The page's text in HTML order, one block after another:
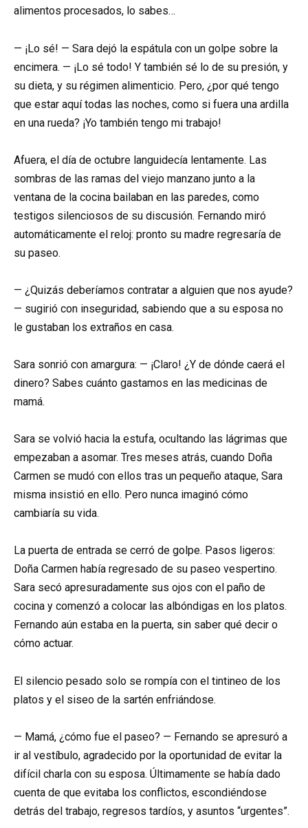
alimentos procesados, lo sabes…
— ¡Lo sé! — Sara dejó la espátula con un golpe sobre la
encimera. — ¡Lo sé todo! Y también sé lo de su presión, y
su dieta, y su régimen alimenticio. Pero, ¿por qué tengo
que estar aquí todas las noches, como si fuera una ardilla
en una rueda? ¡Yo también tengo mi trabajo!
Afuera, el día de octubre languidecía lentamente. Las
sombras de las ramas del viejo manzano junto a la
ventana de la cocina bailaban en las paredes, como
testigos silenciosos de su discusión. Fernando miró
automáticamente el reloj: pronto su madre regresaría de
su paseo.
— ¿Quizás deberíamos contratar a alguien que nos ayude?
— sugirió con inseguridad, sabiendo que a su esposa no
le gustaban los extraños en casa.
Sara sonrió con amargura: — ¡Claro! ¿Y de dónde caerá el
dinero? Sabes cuánto gastamos en las medicinas de
mamá.
Sara se volvió hacia la estufa, ocultando las lágrimas que
empezaban a asomar. Tres meses atrás, cuando Doña
Carmen se mudó con ellos tras un pequeño ataque, Sara
misma insistió en ello. Pero nunca imaginó cómo
cambiaría su vida.
La puerta de entrada se cerró de golpe. Pasos ligeros:
Doña Carmen había regresado de su paseo vespertino.
Sara secó apresuradamente sus ojos con el paño de
cocina y comenzó a colocar las albóndigas en los platos.
Fernando aún estaba en la puerta, sin saber qué decir o
cómo actuar.
El silencio pesado solo se rompía con el tintineo de los
platos y el siseo de la sartén enfriándose.
— Mamá, ¿cómo fue el paseo? — Fernando se apresuró a
ir al vestíbulo, agradecido por la oportunidad de evitar la
difícil charla con su esposa. Últimamente se había dado
cuenta de que evitaba los conflictos, escondiéndose
detrás del trabajo, regresos tardíos, y asuntos “urgentes”.